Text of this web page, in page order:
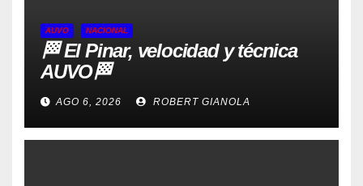
AUVO NACIONAL
🏁 El Pinar, velocidad y técnica
AUVO🏁
AGO 6, 2026 ROBERT GIANOLA